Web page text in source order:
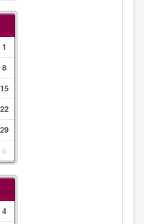
1
8
15
22
29
6
4